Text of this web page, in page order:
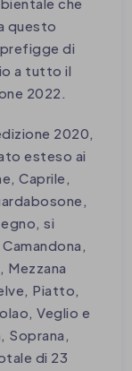
questo
di
a tutto il
2022.
2020,
esteso ai
Caprile,
si
Mezzana
Piatto,
Veglio e
Soprana,
di 23